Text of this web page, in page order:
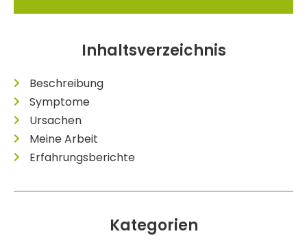
Inhaltsverzeichnis
Beschreibung
Symptome
Ursachen
Meine Arbeit
Erfahrungsberichte
Kategorien